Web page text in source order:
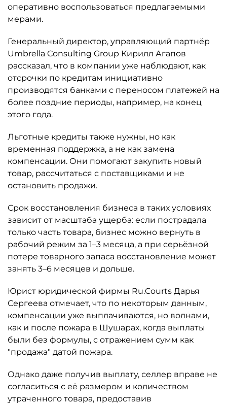
оперативно воспользоваться предлагаемыми
мерами.
Генеральный директор, управляющий партнёр
Umbrella Consulting Group Кирилл Агапов
рассказал, что в компании уже наблюдают, как
отсрочки по кредитам инициативно
производятся банками с переносом платежей на
более поздние периоды, например, на конец
этого года.
Льготные кредиты также нужны, но как
временная поддержка, а не как замена
компенсации. Они помогают закупить новый
товар, рассчитаться с поставщиками и не
остановить продажи.
Срок восстановления бизнеса в таких условиях
зависит от масштаба ущерба: если пострадала
только часть товара, бизнес можно вернуть в
рабочий режим за 1–3 месяца, а при серьёзной
потере товарного запаса восстановление может
занять 3–6 месяцев и дольше.
Юрист юридической фирмы Ru.Courts Дарья
Сергеева отмечает, что по некоторым данным,
компенсации уже выплачиваются, но волнами,
как и после пожара в Шушарах, когда выплаты
были без формулы, с отражением сумм как
"продажа" датой пожара.
Однако даже получив выплату, селлер вправе не
согласиться с её размером и количеством
утраченного товара, предоставив